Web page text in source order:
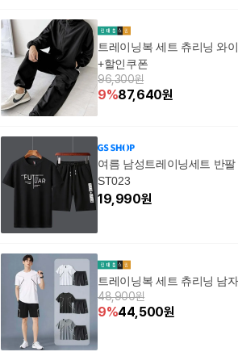
트레이닝복 세트 츄리닝 와
+할인쿠폰
96,300원
9%87,640원
여름 남성트레이닝세트 반팔 남자트레이닝복 추리닝 FL
ST023
19,990원
트레이닝복 세트 츄리닝 남
48,900원
9%44,500원